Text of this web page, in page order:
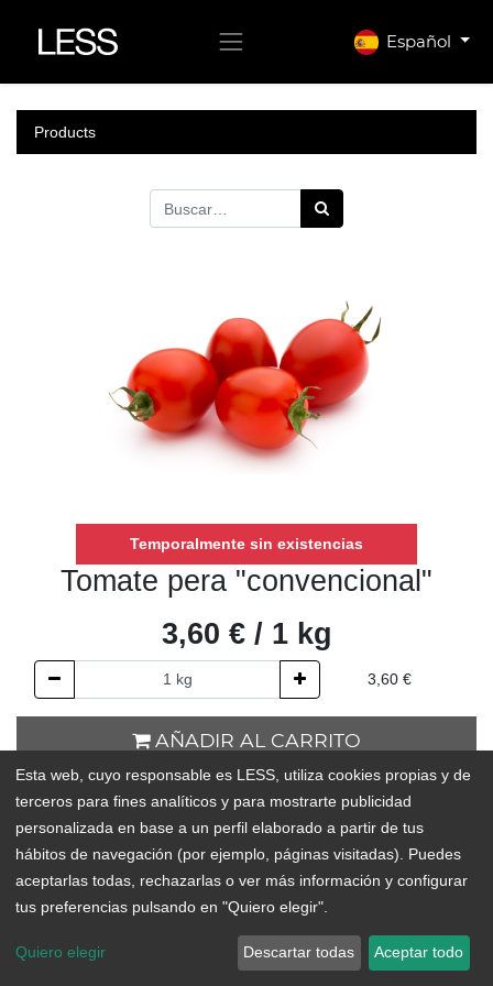
Español
Products
Temporalmente sin existencias
Tomate pera "convencional"
3,60 € / 1 kg
3,60 €
AÑADIR AL CARRITO
Temporalmente sin existencias
Add to Wishlist
ORIGEN: Güímar o
Esta web, cuyo responsable es LESS, utiliza cookies propias y de
terceros para fines analíticos y para mostrarte publicidad
personalizada en base a un perfil elaborado a partir de tus
hábitos de navegación (por ejemplo, páginas visitadas). Puedes
aceptarlas todas, rechazarlas o ver más información y configurar
tus preferencias pulsando en "Quiero elegir".
Quiero elegir Descartar todas Aceptar todo